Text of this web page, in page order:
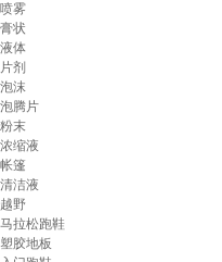
喷雾
膏状
液体
片剂
泡沫
泡腾片
粉末
浓缩液
帐篷
清洁液
越野
马拉松跑鞋
塑胶地板